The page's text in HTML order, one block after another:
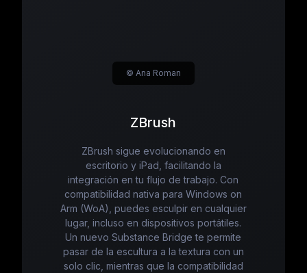
ZBrush
ZBrush sigue evolucionando en
escritorio y iPad, facilitando la
integración en tu flujo de trabajo. Con
compatibilidad nativa para Windows on
Arm (WoA), puedes esculpir en cualquier
lugar, incluso en dispositivos portátiles.
Un nuevo Substance Bridge te permite
pasar de la escultura a la textura con un
solo clic, mientras que la compatibilidad
© Ana Roman